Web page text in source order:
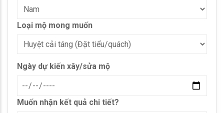
Loại mộ mong muốn
Ngày dự kiến xây/sửa mộ
Muốn nhận kết quả chi tiết?